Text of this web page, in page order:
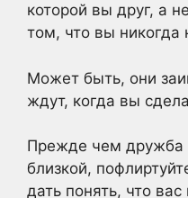
которой вы друг, а
том, что вы никогда
Может быть, они
ждут, когда вы
Прежде чем дружба
близкой,
дать понять, что